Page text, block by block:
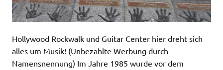
Hollywood Rockwalk und Guitar Center hier dreht sich
alles um Musik! (Unbezahlte Werbung durch
Namensnennung) Im Jahre 1985 wurde vor dem